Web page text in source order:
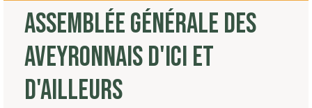
ASSEMBLÉE GÉNÉRALE DES
AVEYRONNAIS D'ICI ET
D'AILLEURS